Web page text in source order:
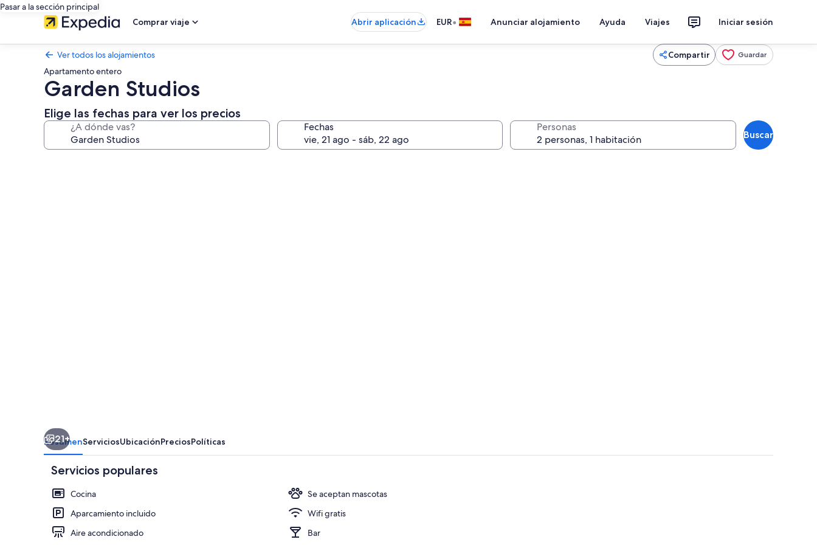
Pasar a la sección principal
Comprar viaje
Abrir aplicación EUR• Anunciar alojamiento Ayuda Viajes Iniciar sesión
Ver todos los alojamientos Compartir Guardar
Apartamento entero
Garden Studios
Elige las fechas para ver los precios
¿A dónde vas? Fechas Personas
Buscar
21+
ResumenServiciosUbicaciónPreciosPolíticas
Servicios populares
Cocina
Se aceptan mascotas
Aparcamiento incluido
Wifi gratis
Aire acondicionado
Bar